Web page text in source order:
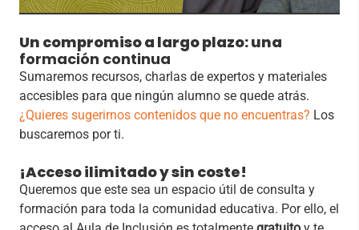
Un compromiso a largo plazo: una
formación continua
Sumaremos recursos, charlas de expertos y materiales
accesibles para que ningún alumno se quede atrás.
¿Quieres sugerirnos contenidos que no encuentras? Los
buscaremos por ti.
¡Acceso ilimitado y sin coste!
Queremos que este sea un espacio útil de consulta y
formación para toda la comunidad educativa. Por ello, el